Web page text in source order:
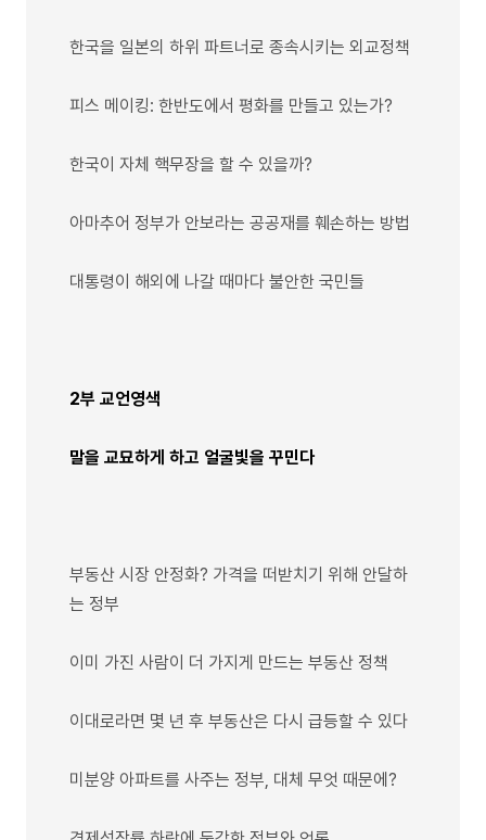
한국을 일본의 하위 파트너로 종속시키는 외교정책
피스 메이킹: 한반도에서 평화를 만들고 있는가?
한국이 자체 핵무장을 할 수 있을까?
아마추어 정부가 안보라는 공공재를 훼손하는 방법
대통령이 해외에 나갈 때마다 불안한 국민들
2부 교언영색
말을 교묘하게 하고 얼굴빛을 꾸민다
부동산 시장 안정화? 가격을 떠받치기 위해 안달하
는 정부
이미 가진 사람이 더 가지게 만드는 부동산 정책
이대로라면 몇 년 후 부동산은 다시 급등할 수 있다
미분양 아파트를 사주는 정부, 대체 무엇 때문에?